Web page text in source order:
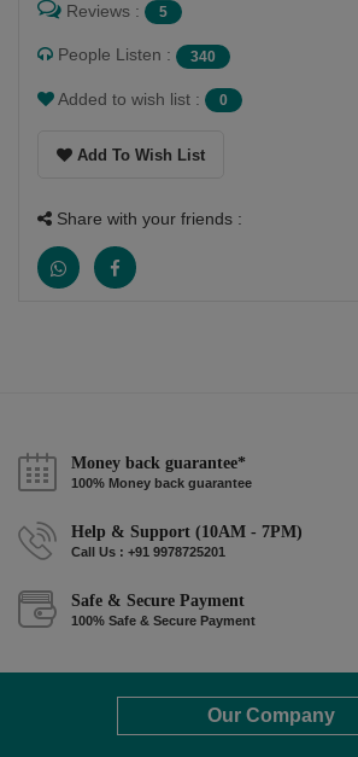
Reviews : 5
People Listen : 340
Added to wish list : 0
Add To Wish List
Share with your friends :
Money back guarantee*
100% Money back guarantee
Help & Support (10AM - 7PM)
Call Us : +91 9978725201
Safe & Secure Payment
100% Safe & Secure Payment
Our Company